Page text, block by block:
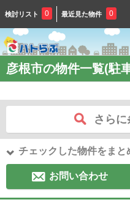
検討リスト 0 最近見た物件 0
彦根市の物件一覧(駐
さら
チェックした物件をまと
お問い合わせ